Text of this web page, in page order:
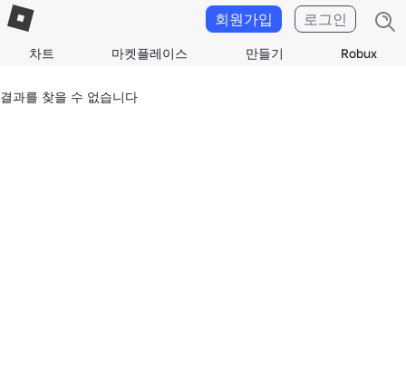
차트 마켓플레이스 만들기 Robux
회원가입 로그인
결과를 찾을 수 없습니다